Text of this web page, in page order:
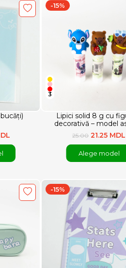
Lipici solid 8 g cu
decorativă – model
-15%
3
25.00 21.25 MDL
Alege model
-15%